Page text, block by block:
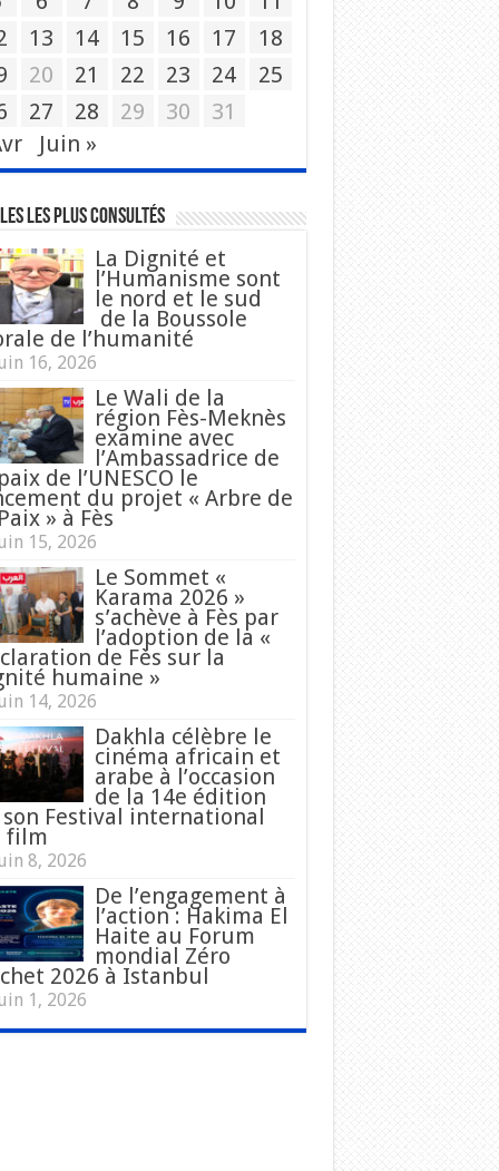
13 14 15 16 17
18
20 21 22 23 24
25
27 28 29 30
31
Juin »
les plus consultés
La Dignité et
l’Humanisme sont
le nord et le sud
de la Boussole
de l’humanité
16, 2026
Le Wali de la
région Fès-Meknès
examine avec
l’Ambassadrice de
de l’UNESCO le
du projet « Arbre de
» à Fès
15, 2026
Le Sommet «
Karama 2026 »
s’achève à Fès par
l’adoption de la «
de Fès sur la
humaine »
14, 2026
Dakhla célèbre le
cinéma africain et
arabe à l’occasion
de la 14e édition
son Festival international
film
8, 2026
De l’engagement à
l’action : Hakima El
Haite au Forum
mondial Zéro
2026 à Istanbul
1, 2026